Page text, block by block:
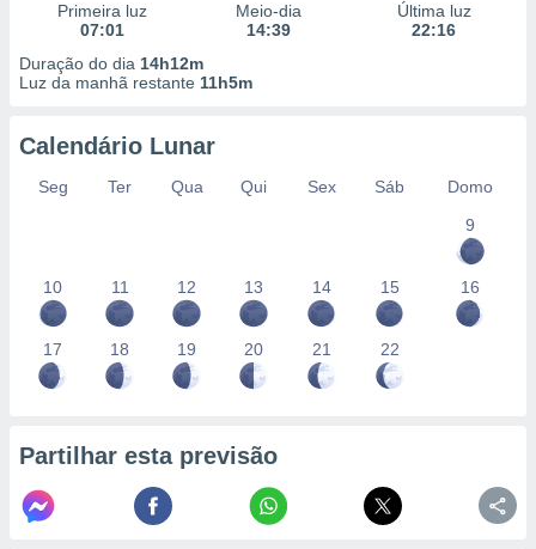
Primeira luz
07:01
Meio-dia
14:39
Última luz
22:16
Duração do dia 14h12m
Luz da manhã restante 11h5m
Calendário Lunar
Seg Ter Qua Qui Sex Sáb
Domo
9
10 11 12 13 14 15 16
17 18 19 20 21 22
Partilhar esta previsão